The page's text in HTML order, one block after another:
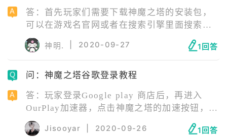
答：首先玩家们需要下载神魔之塔的安装包，
可以在游戏名官网或者在搜索引擎里面搜索神
魔之塔下载；等待下载完毕后，可以下载一个
游戏加速器；在游戏加速器中选择你网络情况
最好的一个节点进行加速；之后进入开始游戏
就可以啦。
神明. 2020-09-27 1回答
问：神魔之塔谷歌登录教程
答：玩家登录Google play 商店后，再进入
OurPlay加速器，点击神魔之塔的加速按钮，就
可以进入游戏，登录界面选择谷歌登录即可登
录成功。
Jisooyar 2020-09-26 1回答